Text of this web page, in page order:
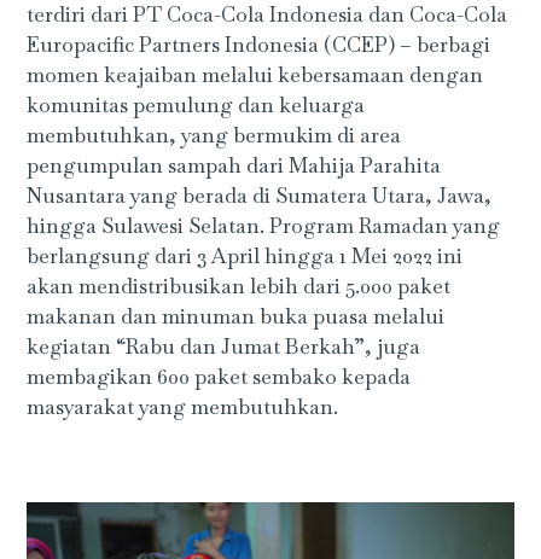
terdiri dari PT Coca-Cola Indonesia dan Coca-Cola
Europacific Partners Indonesia (CCEP) – berbagi
momen keajaiban melalui kebersamaan dengan
komunitas pemulung dan keluarga
membutuhkan, yang bermukim di area
pengumpulan sampah dari Mahija Parahita
Nusantara yang berada di Sumatera Utara, Jawa,
hingga Sulawesi Selatan. Program Ramadan yang
berlangsung dari 3 April hingga 1 Mei 2022 ini
akan mendistribusikan lebih dari 5.000 paket
makanan dan minuman buka puasa melalui
kegiatan “Rabu dan Jumat Berkah”, juga
membagikan 600 paket sembako kepada
masyarakat yang membutuhkan.